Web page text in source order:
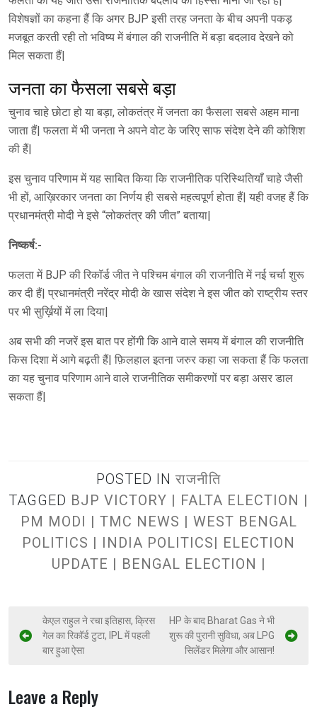
विशेषज्ञों का कहना हैं कि अगर BJP इसी तरह जनता के बीच अपनी पकड़
मजबूत करती रही तो भविष्य में बंगाल की राजनीति में बड़ा बदलाव देखने को
मिल सकता हैं|
जनता का फैसला सबसे बड़ा
चुनाव चाहे छोटा हो या बड़ा, लोकतंत्र में जनता का फैसला सबसे अहम माना
जाता हैं| फलता में भी जनता ने अपने वोट के जरिए साफ संदेश देने की कोशिश
की हैं|
इस चुनाव परिणाम में यह साबित किया कि राजनीतिक परिस्थितियाँ चाहे जैसी
भी हों, आख़िरकार जनता का निर्णय ही सबसे महत्वपूर्ण होता हैं| यही वजह हैं कि
प्रधानमंत्री मोदी ने इसे “लोकतंत्र की जीत” बताया|
निष्कर्ष:-
फलता में BJP की रिकॉर्ड जीत ने पश्चिम बंगाल की राजनीति में नई चर्चा शुरू
कर दी हैं| प्रधानमंत्री नरेंद्र मोदी के खास संदेश ने इस जीत को राष्ट्रीय स्तर
पर भी सुर्ख़ियों में ला दिया|
अब सभी की नजरें इस बात पर होंगी कि आने वाले समय में बंगाल की राजनीति
किस दिशा में आगे बढ़ती हैं| फ़िलहाल इतना जरुर कहा जा सकता हैं कि फलता
का यह चुनाव परिणाम आने वाले राजनीतिक समीकरणों पर बड़ा असर डाल
सकता हैं|
POSTED INराजनीति
TAGGED BJP VICTORY | FALTA ELECTION |
PM MODI | TMC NEWS | WEST BENGAL
POLITICS | INDIA POLITICS| ELECTION
UPDATE | BENGAL ELECTION |
केएल राहुल ने रचा इतिहास, क्रिस
गेल का रिकॉर्ड टुटा, IPL में पहली
बार हुआ ऐसा
HP के बाद Bharat Gas ने भी
शुरू की पुरानी सुविधा, अब LPG
सिलेंडर मिलेगा और आसान!
Leave a Reply